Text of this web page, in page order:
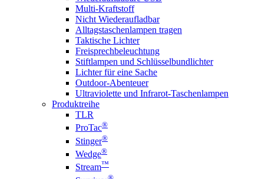
Multi-Kraftstoff
Nicht Wiederaufladbar
Alltagstaschenlampen tragen
Taktische Lichter
Freisprechbeleuchtung
Stiftlampen und Schlüsselbundlichter
Lichter für eine Sache
Outdoor-Abenteuer
Ultraviolette und Infrarot-Taschenlampen
Produktreihe
TLR
ProTac®
Stinger®
Wedge®
Stream™
®